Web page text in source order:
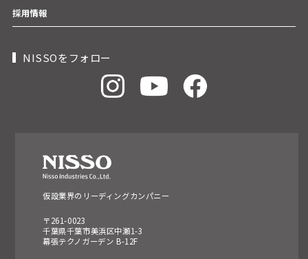
採用情報
NISSOをフォロー
仮設業界のリーディングカンパニー
〒261-0023
千葉県千葉市美浜区中瀬1-3
幕張テクノガーデン B-12F